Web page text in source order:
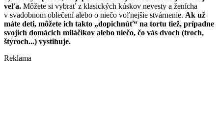
veľa. Môžete si vybrať z klasických kúskov nevesty a ženícha
v svadobnom oblečení alebo o niečo voľnejšie stvárnenie. Ak už
máte deti, môžete ich takto „dopichnúť“ na tortu tiež, prípadne
svojich domácich miláčikov alebo niečo, čo vás dvoch (troch,
štyroch...) vystihuje.
Reklama